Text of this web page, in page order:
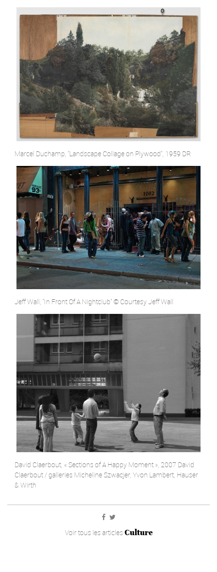
Marcel Duchamp, “Landscape Collage on Plywood”, 1959 DR
Jeff Wall, “In Front Of A Nightclub” © Courtesy Jeff Wall
David Claerbout, « Sections of A Happy Moment », 2007 David
Claerbout / galleries Micheline Szwacjer, Yvon Lambert, Hauser
& Wirth
Voir tous les articles Culture